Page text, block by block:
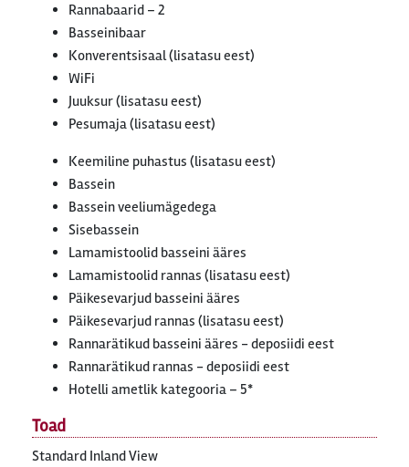
Rannabaarid – 2
Basseinibaar
Konverentsisaal (lisatasu eest)
WiFi
Juuksur (lisatasu eest)
Pesumaja (lisatasu eest)
Keemiline puhastus (lisatasu eest)
Bassein
Bassein veeliumägedega
Sisebassein
Lamamistoolid basseini ääres
Lamamistoolid rannas (lisatasu eest)
Päikesevarjud basseini ääres
Päikesevarjud rannas (lisatasu eest)
Rannarätikud basseini ääres - deposiidi eest
Rannarätikud rannas - deposiidi eest
Hotelli ametlik kategooria – 5*
Toad
Standard Inland View